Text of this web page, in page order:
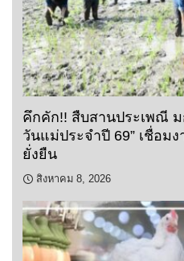
คึกคัก!! สืบสานประเพณี
วันแม่ประจำปี 69” เชื่อม
ยั่งยืน
สิงหาคม 8, 2026